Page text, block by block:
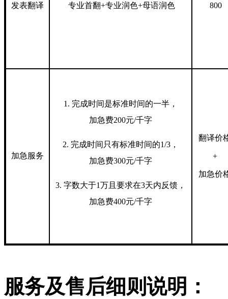
发表翻译 专业首翻+专业润色+母语润色 800
加急 服务
1. 完成时间是标准时间的一半，
加急费200元/千字
2. 完成时间只有标准时间的1/3，
加急费300元/千字
3. 字数大于1万且要求在3天内反馈，
加急费400元/千字
翻译价
+
加急价
服务及售后细则说明：